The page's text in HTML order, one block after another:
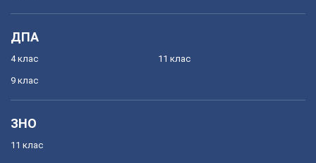
ДПА
4 клас
9 клас
11 клас
ЗНО
11 клас